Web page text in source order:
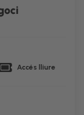
Accés lliure